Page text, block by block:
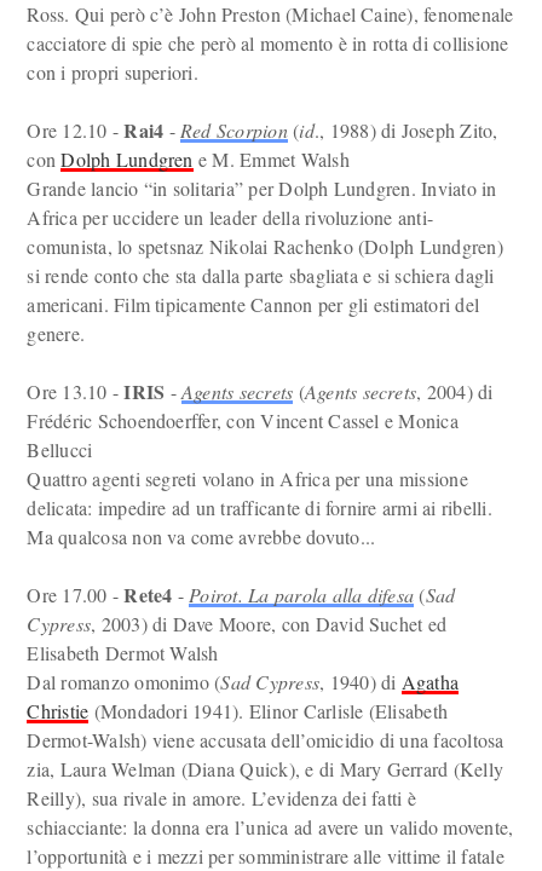
Ross. Qui però c’è John Preston (Michael Caine), fenomenale
cacciatore di spie che però al momento è in rotta di collisione
con i propri superiori.
Ore 12.10 -Rai4 - Red Scorpion(id., 1988) di Joseph Zito,
conDolph Lundgren e M. Emmet Walsh
Grande lancio “in solitaria” per Dolph Lundgren. Inviato in
Africa per uccidere un leader della rivoluzione anti-
comunista, lo spetsnaz Nikolai Rachenko (Dolph Lundgren)
si rende conto che sta dalla parte sbagliata e si schiera dagli
americani. Film tipicamente Cannon per gli estimatori del
genere.
Ore 13.10 -IRIS -Agents secrets (Agents secrets, 2004) di
Frédéric Schoendoerffer, con Vincent Cassel e Monica
Bellucci
Quattro agenti segreti volano in Africa per una missione
delicata: impedire ad un trafficante di fornire armi ai ribelli.
Ma qualcosa non va come avrebbe dovuto...
Ore 17.00 -Rete4 - Poirot. La parola alla difesa(Sad
Cypress, 2003) di Dave Moore, con David Suchet ed
Elisabeth Dermot Walsh
Dal romanzo omonimo (Sad Cypress, 1940) di Agatha
Christie (Mondadori 1941). Elinor Carlisle (Elisabeth
Dermot-Walsh) viene accusata dell’omicidio di una facoltosa
zia, Laura Welman (Diana Quick), e di Mary Gerrard (Kelly
Reilly), sua rivale in amore. L’evidenza dei fatti è
schiacciante: la donna era l’unica ad avere un valido movente,
l’opportunità e i mezzi per somministrare alle vittime il fatale